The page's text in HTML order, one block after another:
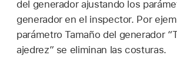
del generador ajustando los
generador en el inspector. Por
parámetro Tamaño del generador
ajedrez” se eliminan las costuras.